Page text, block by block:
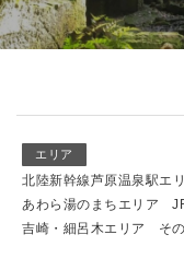
エリア
北陸新幹線芦原温泉駅エ
あわら湯のまちエリア
吉崎・細呂木エリア
そ